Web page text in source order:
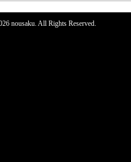
nousaku. All Rights Reserved.